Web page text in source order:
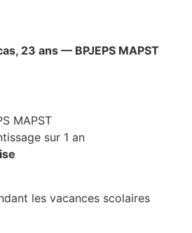
23 ans — BPJEPS MAPST
MAPST
sur 1 an
les vacances scolaires